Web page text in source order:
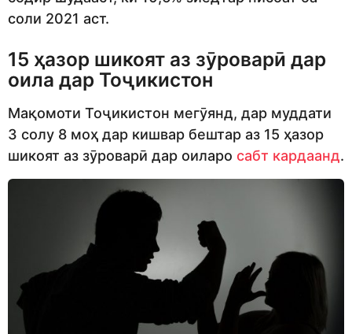
соли 2021 аст.
15 ҳазор шикоят аз зӯроварӣ дар
оила дар Тоҷикистон
Мақомоти Тоҷикистон мегӯянд, дар муддати
3 солу 8 моҳ дар кишвар бештар аз 15 ҳазор
шикоят аз зӯроварӣ дар оиларо сабт кардаанд.